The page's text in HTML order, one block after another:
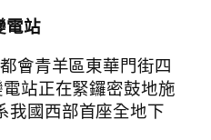
電站
會青羊區東華門街四
站正在緊鑼密鼓地施
我國西部首座全地下